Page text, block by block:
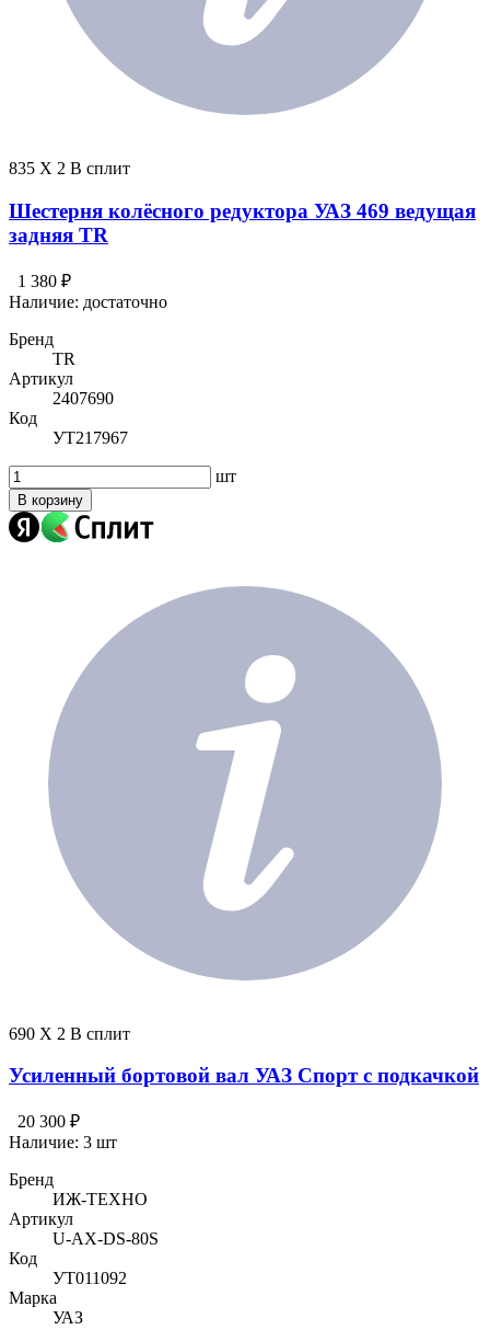
835 X 2 В сплит
Шестерня колёсного редуктора УАЗ 469 ведущая
задняя TR
1 380 ₽
Наличие: достаточно
Бренд
TR
Артикул
2407690
Код
УТ217967
шт
В корзину
690 X 2 В сплит
Усиленный бортовой вал УАЗ Спорт с подкачкой
20 300 ₽
Наличие: 3 шт
Бренд
ИЖ-ТЕХНО
Артикул
U-AX-DS-80S
Код
УТ011092
Марка
УАЗ